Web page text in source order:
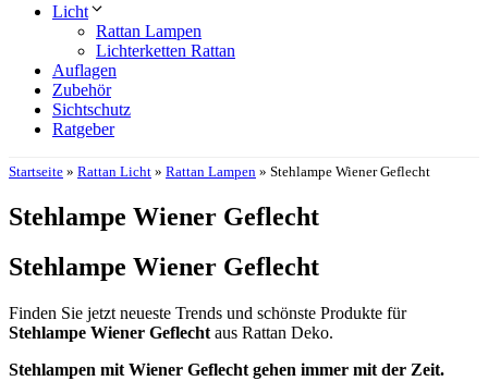
Licht
Rattan Lampen
Lichterketten Rattan
Auflagen
Zubehör
Sichtschutz
Ratgeber
Startseite » Rattan Licht » Rattan Lampen » Stehlampe Wiener Geflecht
Stehlampe Wiener Geflecht
Stehlampe Wiener Geflecht
Finden Sie jetzt neueste Trends und schönste Produkte für
Stehlampe Wiener Geflecht aus Rattan Deko.
Stehlampen mit Wiener Geflecht gehen immer mit der Zeit.